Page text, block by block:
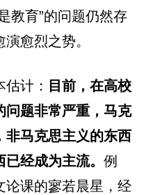
教育”的问题仍然存
愈烈之势。
计： 目前，在高校
问题非常严重，马克
非马克思主义的东西
经成为主流。 例
论课的寥若晨星，经